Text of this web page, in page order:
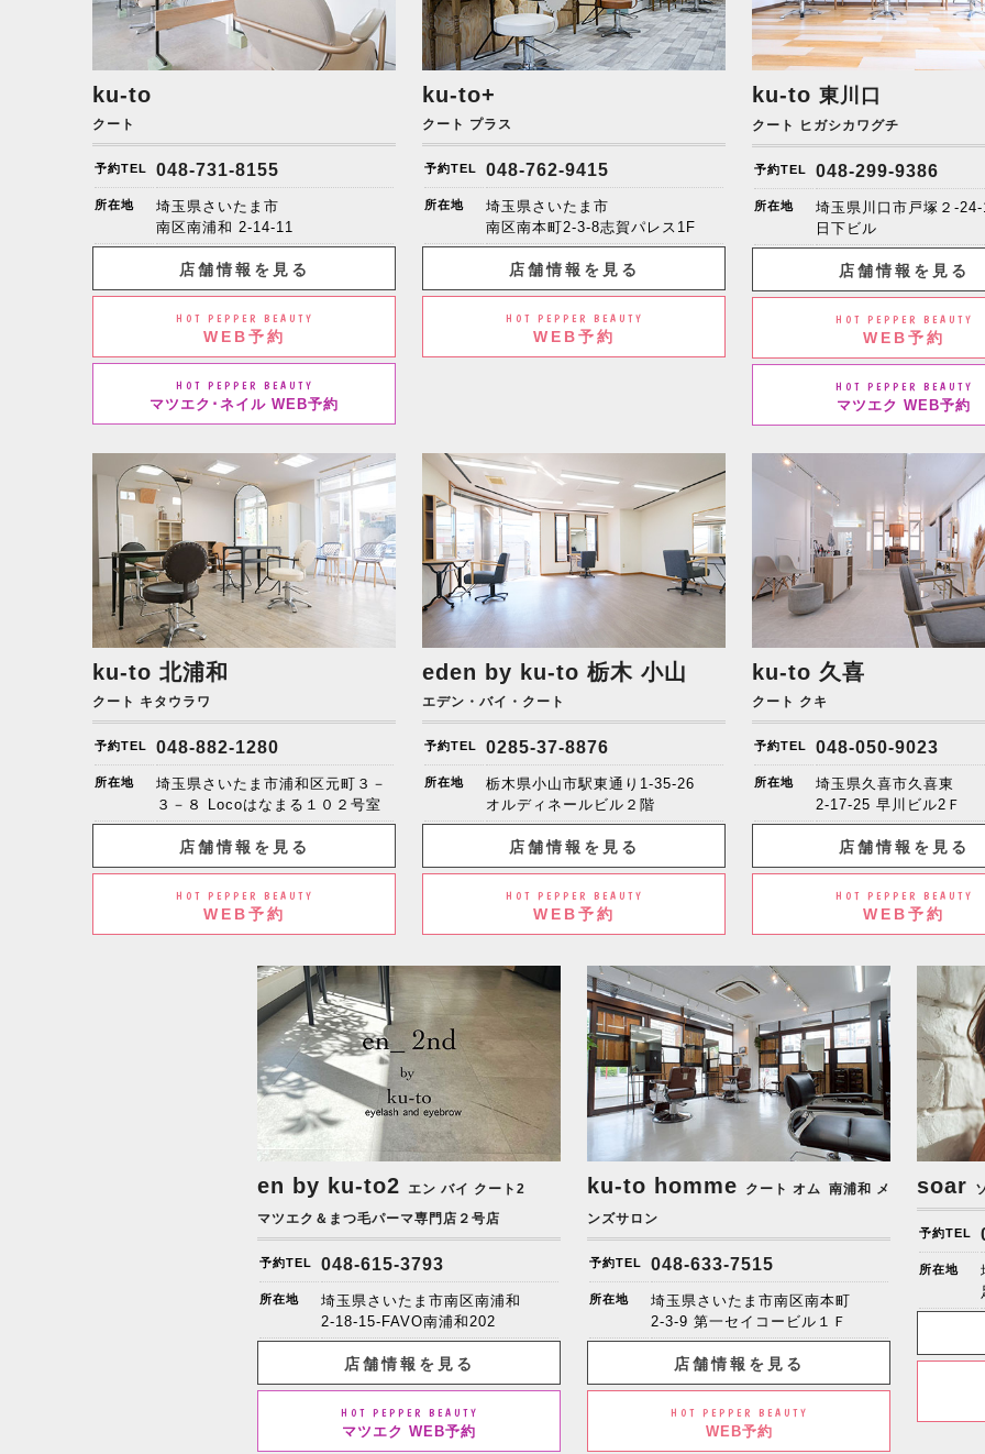
ku-to
クート
予約TEL 048-731-8155
所在地
埼玉県さいたま市
南区南浦和 2-14-11
店舗情報を見る
HOT PEPPER BEAUTY
WEB予約
HOT PEPPER BEAUTY
マツエク･ネイル WEB予約
ku-to+
クート プラス
予約TEL 048-762-9415
所在地
埼玉県さいたま市
南区南本町2-3-8志賀パレス1F
店舗情報を見る
HOT PEPPER BEAUTY
WEB予約
ku-to 東川口
クート ヒガシカワグチ
予約TEL 048-299-9386
所在地
埼玉県川口市戸塚２-
日下ビル
店舗情報を見る
HOT PEPPER BEAUTY
WEB予約
HOT PEPPER BEAUTY
マツエク WEB予約
ku-to 北浦和
クート キタウラワ
予約TEL 048-882-1280
所在地
埼玉県さいたま市浦和区元町３－
３－８ Locoはなまる１０２号室
店舗情報を見る
HOT PEPPER BEAUTY
WEB予約
eden by ku-to 栃木 小山
エデン・バイ・クート
予約TEL 0285-37-8876
所在地
栃木県小山市駅東通り1-35-26
オルディネールビル２階
店舗情報を見る
HOT PEPPER BEAUTY
WEB予約
ku-to 久喜
クート クキ
予約TEL 048-050-9023
所在地
埼玉県久喜市久喜東
2-17-25 早川ビル2Ｆ
店舗情報を見る
HOT PEPPER BEAUTY
WEB予約
en by ku-to2
エン バイ クート2
マツエク＆まつ毛パーマ専門店２号店
予約TEL 048-615-3793
所在地
埼玉県さいたま市南区南浦和
2-18-15-FAVO南浦和202
店舗情報を見る
HOT PEPPER BEAUTY
マツエク WEB予約
ku-to homme クート オム 南浦和 メ
ンズサロン
予約TEL 048-633-7515
所在地
埼玉県さいたま市南区南本町
2-3-9 第一セイコービル１Ｆ
店舗情報を見る
HOT PEPPER BEAUTY
WEB予約
soar
予約TEL
所在地